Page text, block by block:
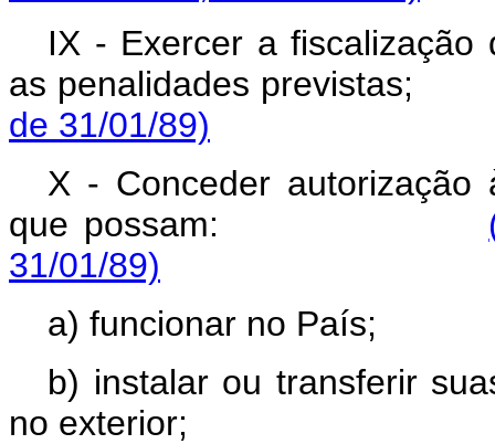
IX - Exercer a fiscalização
as penalidades
de 31/01/89)
X - Conceder autorização
que possam:
31/01/89)
a) funcionar no País;
b) instalar ou transferir
no exterior;